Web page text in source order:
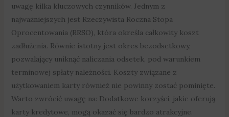
uwagę kilka kluczowych czynników. Jednym z
najważniejszych jest Rzeczywista Roczna Stopa
Oprocentowania (RRSO), która określa całkowity koszt
zadłużenia. Równie istotny jest okres bezodsetkowy,
pozwalający uniknąć naliczania odsetek, pod warunkiem
terminowej spłaty należności. Koszty związane z
użytkowaniem karty również nie powinny zostać pominięte.
Warto zwrócić uwagę na: Dodatkowe korzyści, jakie oferują
karty kredytowe, mogą okazać się bardzo atrakcyjne.